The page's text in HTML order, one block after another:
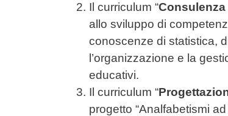
Il curriculum “
allo sviluppo di
conoscenze di statistica,
l’organizzazione e la
educativi.
Il curriculum “
progetto “Analfabetismi